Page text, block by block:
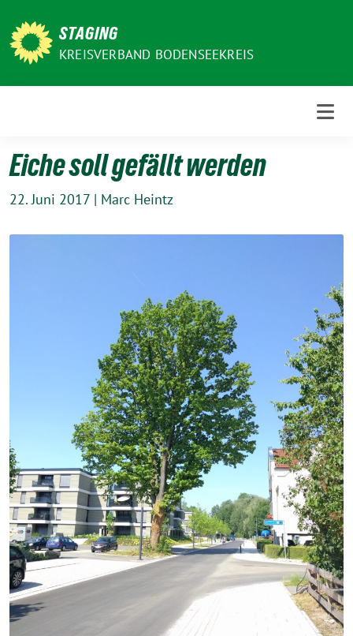
zum
Inhalt
STAGING
KREISVERBAND BODENSEEKREIS
Eiche soll gefällt werden
22. Juni 2017 | Marc Heintz